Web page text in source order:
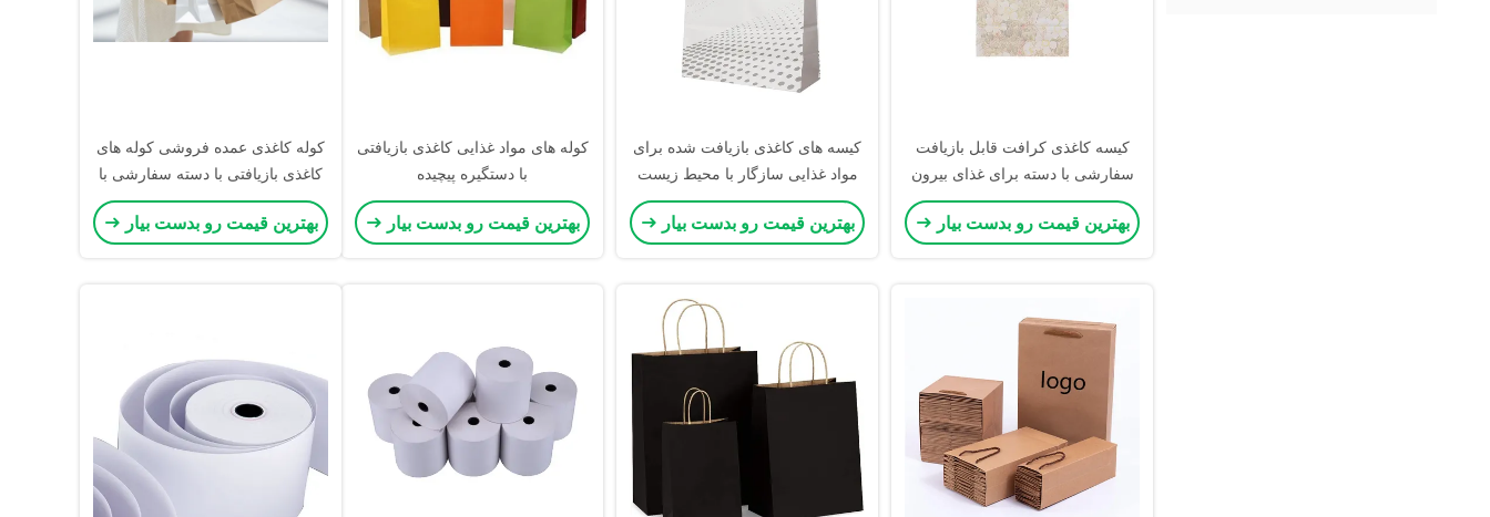
کیسه کاغذی کرافت قابل بازیافت
سفارشی با دسته برای غذای بیرون
بر و لوگوی شخصی برای تبلیغات
بهترین قیمت رو بدست بیار
کیسه های کاغذی بازیافت شده برای
مواد غذایی سازگار با محیط زیست
چاپ سفارشی رنگ CMYK
بهترین قیمت رو بدست بیار
کوله های مواد غذایی کاغذی بازیافتی
با دستگیره پیچیده
بهترین قیمت رو بدست بیار
کوله کاغذی عمده فروشی کوله های
کاغذی بازیافتی با دسته سفارشی با
لوگو برای مارک های لباس
بهترین قیمت رو بدست بیار